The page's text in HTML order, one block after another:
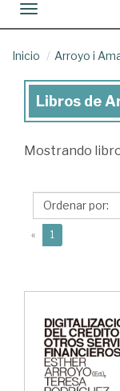
Toggle navigation
Inicio Arroyo i
Libros
Arroyo
Esther
Libros de
Mostrando
« 1